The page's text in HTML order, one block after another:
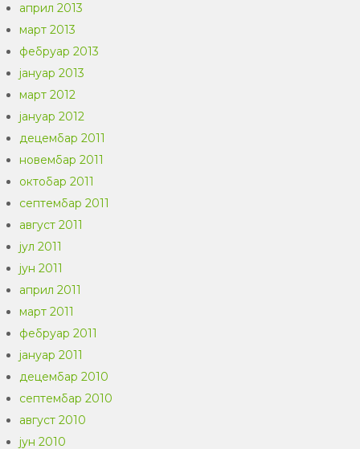
април 2013
март 2013
фебруар 2013
јануар 2013
март 2012
јануар 2012
децембар 2011
новембар 2011
октобар 2011
септембар 2011
август 2011
јул 2011
јун 2011
април 2011
март 2011
фебруар 2011
јануар 2011
децембар 2010
септембар 2010
август 2010
јун 2010